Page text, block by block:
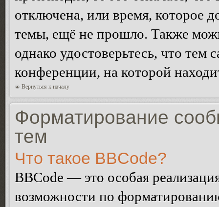
отключена, или время, которое
темы, ещё не прошло. Также
однако удостоверьтесь, что
конференции, на которой
Вернуться к началу
Форматирование
тем
Что такое BBCode?
BBCode — это особая
возможности по